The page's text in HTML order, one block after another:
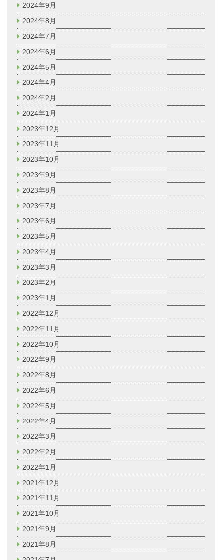
2024年9月
2024年8月
2024年7月
2024年6月
2024年5月
2024年4月
2024年2月
2024年1月
2023年12月
2023年11月
2023年10月
2023年9月
2023年8月
2023年7月
2023年6月
2023年5月
2023年4月
2023年3月
2023年2月
2023年1月
2022年12月
2022年11月
2022年10月
2022年9月
2022年8月
2022年6月
2022年5月
2022年4月
2022年3月
2022年2月
2022年1月
2021年12月
2021年11月
2021年10月
2021年9月
2021年8月